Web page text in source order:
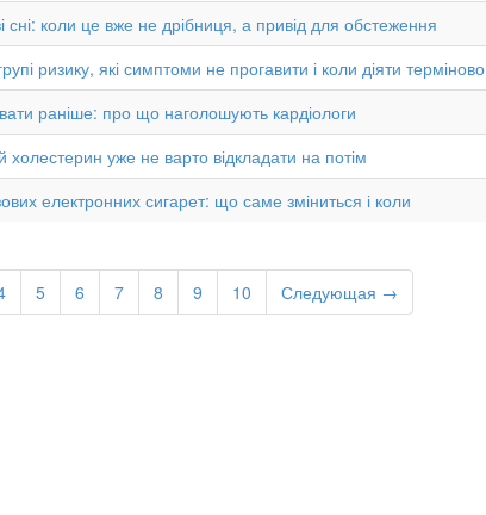
сні: коли це вже не дрібниця, а привід для обстеження
ризику, які симптоми не прогавити і коли діяти терміново
раніше: про що наголошують кардіологи
холестерин уже не варто відкладати на потім
електронних сигарет: що саме зміниться і коли
5 6 7 8 9 10 Следующая →